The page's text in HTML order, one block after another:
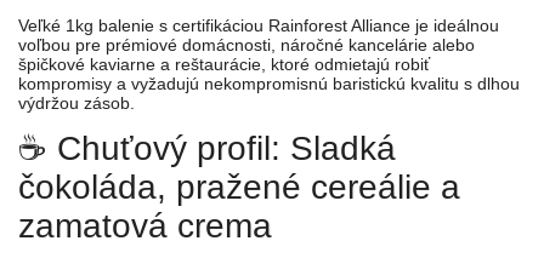
Veľké 1kg balenie s certifikáciou Rainforest Alliance je ideálnou
voľbou pre prémiové domácnosti, náročné kancelárie alebo
špičkové kaviarne a reštaurácie, ktoré odmietajú robiť
kompromisy a vyžadujú nekompromisnú baristickú kvalitu s dlhou
výdržou zásob.
☕ Chuťový profil: Sladká
čokoláda, pražené cereálie a
zamatová crema